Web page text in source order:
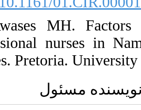
29. Awases MH.
professional
Studies. Pretoria.
مسئول